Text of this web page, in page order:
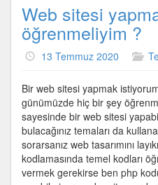
Web sitesi
öğrenmeliyim ?
13 Temmuz 2020
Bir web sitesi yapmak
günümüzde hiç bir şey
sayesinde bir web sitesi
bulacağınız temaları da
sorarsanız web tasarımını
kodlamasında temel kodları
vermek gerekirse ben php